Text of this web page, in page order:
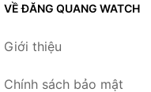
VỀ ĐĂNG QUANG WATCH
Giới thiệu
Chính sách bảo mật